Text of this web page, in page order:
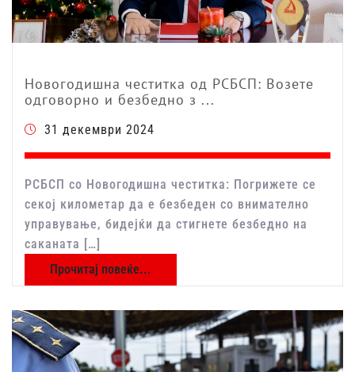
Новогодишна честитка од РСБСП: Возете
одговорно и безбедно з ...
31 декември 2024
РСБСП со Новогодишна честитка: Погрижете се
секој километар да е безбеден со внимателно
управување, бидејќи да стигнете безбедно на
саканата […]
Прочитај повеќе...